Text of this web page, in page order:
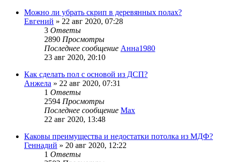
Можно ли убрать скрип в деревянных полах?
Евгений » 22 авг 2020, 07:28
3 Ответы
2890 Просмотры
Последнее сообщение Анна1980
23 авг 2020, 20:10
Как сделать пол с основой из ДСП?
Анжела » 22 авг 2020, 07:31
1 Ответы
2594 Просмотры
Последнее сообщение Max
22 авг 2020, 13:48
Каковы преимущества и недостатки потолка из МДФ?
Геннадий » 20 авг 2020, 12:22
1 Ответы